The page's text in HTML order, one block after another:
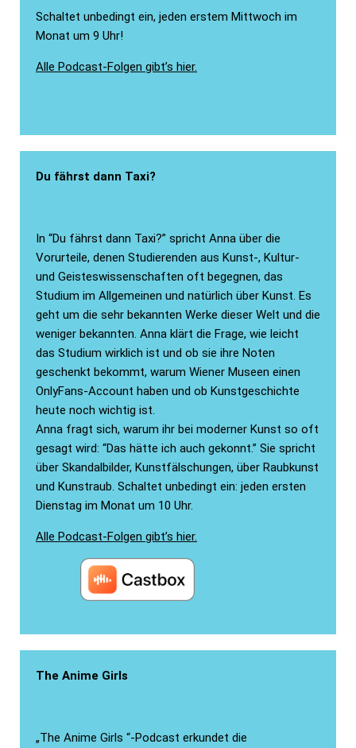
Schaltet unbedingt ein, jeden erstem Mittwoch im
Monat um 9 Uhr!
Alle Podcast-Folgen gibt’s hier.
Du fährst dann Taxi?
In “Du fährst dann Taxi?” spricht Anna über die
Vorurteile, denen Studierenden aus Kunst-, Kultur-
und Geisteswissenschaften oft begegnen, das
Studium im Allgemeinen und natürlich über Kunst. Es
geht um die sehr bekannten Werke dieser Welt und die
weniger bekannten. Anna klärt die Frage, wie leicht
das Studium wirklich ist und ob sie ihre Noten
geschenkt bekommt, warum Wiener Museen einen
OnlyFans-Account haben und ob Kunstgeschichte
heute noch wichtig ist.
Anna fragt sich, warum ihr bei moderner Kunst so oft
gesagt wird: “Das hätte ich auch gekonnt.” Sie spricht
über Skandalbilder, Kunstfälschungen, über Raubkunst
und Kunstraub. Schaltet unbedingt ein: jeden ersten
Dienstag im Monat um 10 Uhr.
Alle Podcast-Folgen gibt’s hier.
The Anime Girls
„The Anime Girls “-Podcast erkundet die